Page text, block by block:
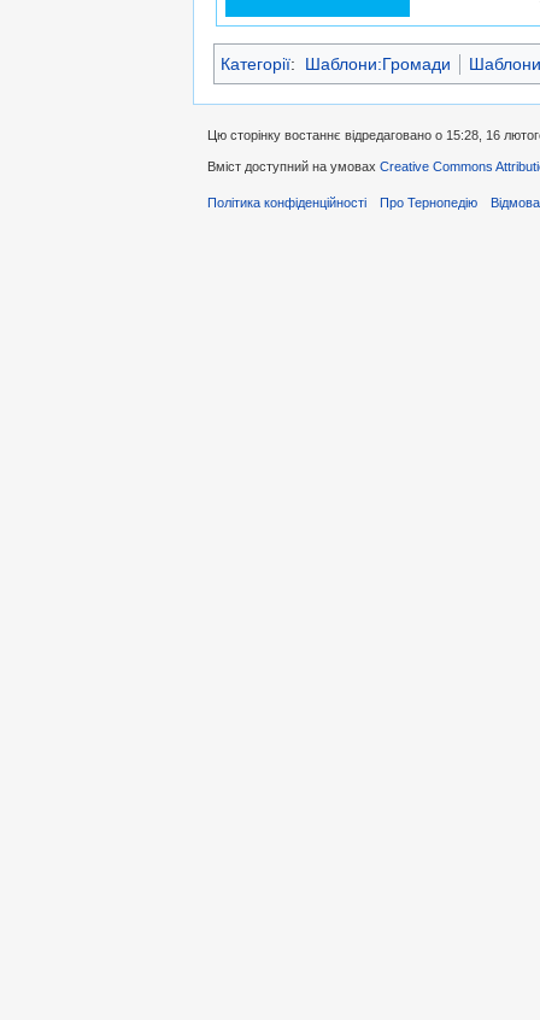
Категорії: Шаблони:Громади
Цю сторінку востаннє відредаговано о 15:28, 16
Вміст доступний на умовах Creative Commons
Політика конфіденційності Про Тернопедію